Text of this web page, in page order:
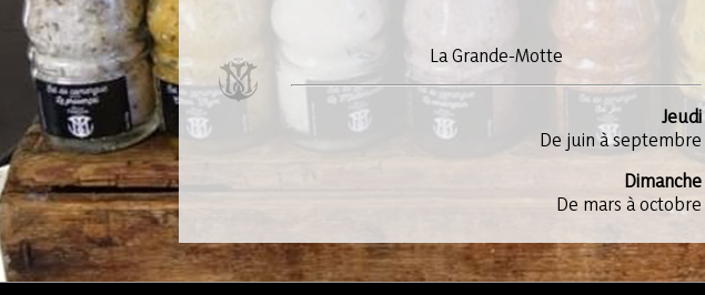
La Grande-Motte
Jeudi
De juin à septembre
Dimanche
De mars à octobre